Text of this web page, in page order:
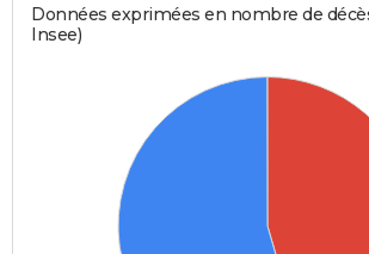
Données exprimées en nombre de
Insee)